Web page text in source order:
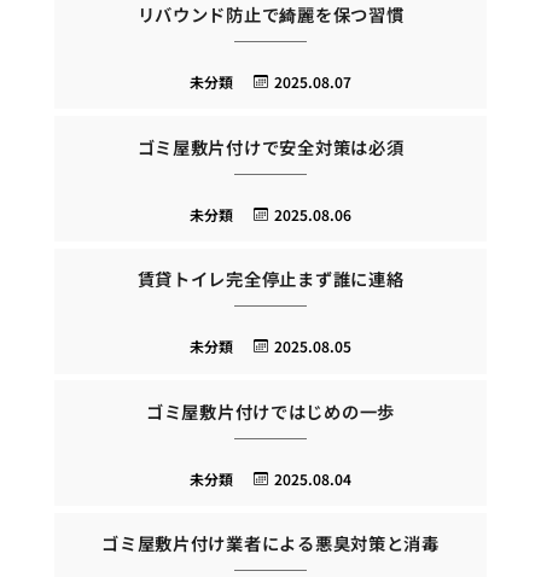
リバウンド防止で綺麗を保つ習慣
2025.08.07
未分類
ゴミ屋敷片付けで安全対策は必須
2025.08.06
未分類
賃貸トイレ完全停止まず誰に連絡
2025.08.05
未分類
ゴミ屋敷片付けではじめの一歩
2025.08.04
未分類
ゴミ屋敷片付け業者による悪臭対策と消毒